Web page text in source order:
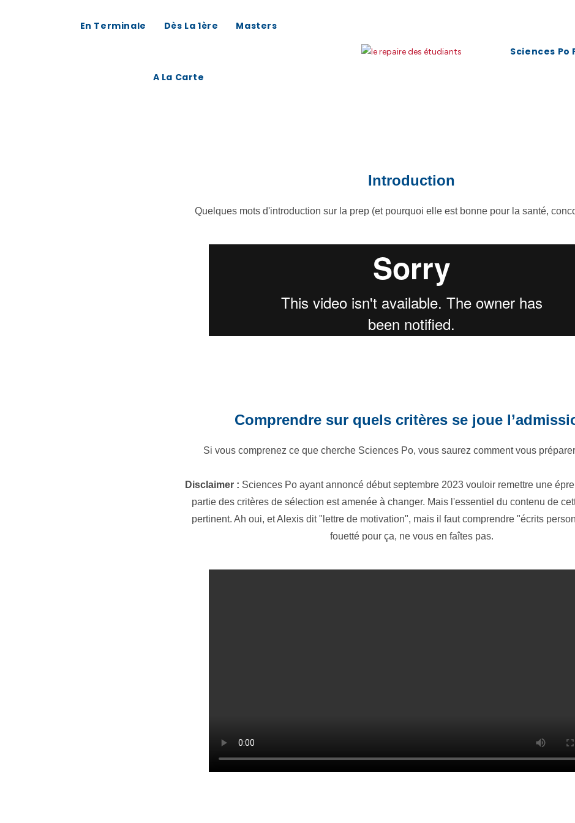
En Terminale Dès La 1ère Masters
A La Carte
Sciences
Introduction
Quelques mots d'introduction sur la prep (et pourquoi elle est bonne pour la santé,
Comprendre sur quels critères se joue
Si vous comprenez ce que cherche Sciences Po, vous saurez comment vous
Disclaimer : Sciences Po ayant annoncé début septembre 2023 vouloir remettre une
partie des critères de sélection est amenée à changer. Mais l'essentiel du contenu de
pertinent. Ah oui, et Alexis dit "lettre de motivation", mais il faut comprendre "écrits
fouetté pour ça, ne vous en faîtes pas.